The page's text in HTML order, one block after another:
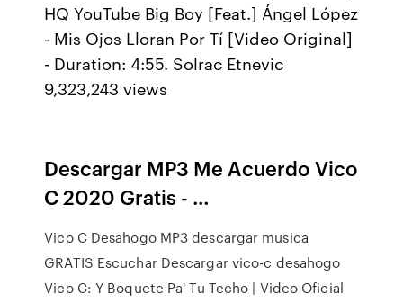
HQ YouTube Big Boy [Feat.] Ángel López
- Mis Ojos Lloran Por Tí [Video Original]
- Duration: 4:55. Solrac Etnevic
9,323,243 views
Descargar MP3 Me Acuerdo Vico
C 2020 Gratis - …
Vico C Desahogo MP3 descargar musica
GRATIS Escuchar Descargar vico-c desahogo
Vico C: Y Boquete Pa' Tu Techo | Video Oficial